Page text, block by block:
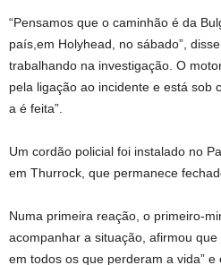
“Pensamos que o caminhão é da
país,em Holyhead, no sábado”,
trabalhando na investigação. O
pela ligação ao incidente e está sob
a é feita”.
Um cordão policial foi instalado no
em Thurrock, que permanece
Numa primeira reação, o primeiro-
acompanhar a situação, afirmou
em todos os que perderam a vida” e